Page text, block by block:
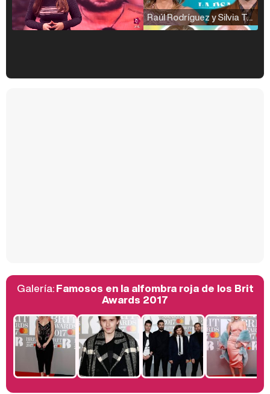
Raúl Rodríguez y Silvia Taulés nos cuentan su papel en 'La familia de la tele'
Belén Esteban: "Estoy emocionada, muy contenta y muy feliz por llegar a RTVE"
Manu Baqueiro: "Tuve como referente a Bruce Willis en 'Luz de Luna' para mi trabajo en la serie 'Perdiendo el juicio'"
Galería:Famosos en la alfombra roja de los Brit
Awards 2017